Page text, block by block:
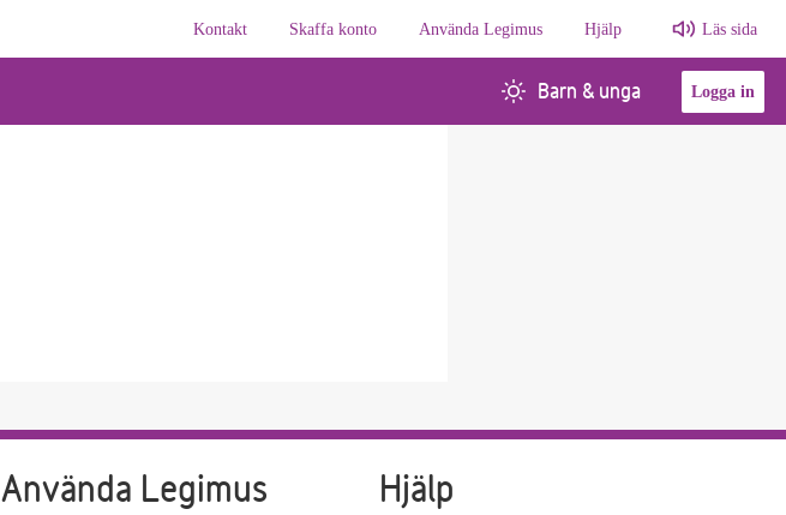
Kontakt
Skaffa konto Använda Legimus Hjälp Läs sida
Barn & unga Logga in
Använda Legimus Hjälp